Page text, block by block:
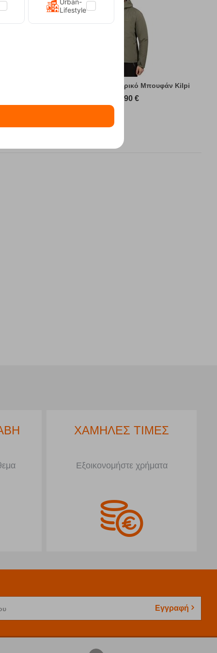
Sonna-M Green Ανδρικό Μπουφάν Kilpi
89,90 €
ΧΑΜΗΛΕΣ ΤΙΜΕΣ
Εξοικονομήστε χρήματα
Εγγραφή
Urban-
Lifestyle